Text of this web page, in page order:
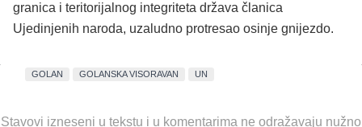
granica i teritorijalnog integriteta država članica
Ujedinjenih naroda, uzaludno protresao osinje gnijezdo.
GOLAN GOLANSKA VISORAVAN UN
Stavovi izneseni u tekstu i u komentarima ne odražavaju nužno